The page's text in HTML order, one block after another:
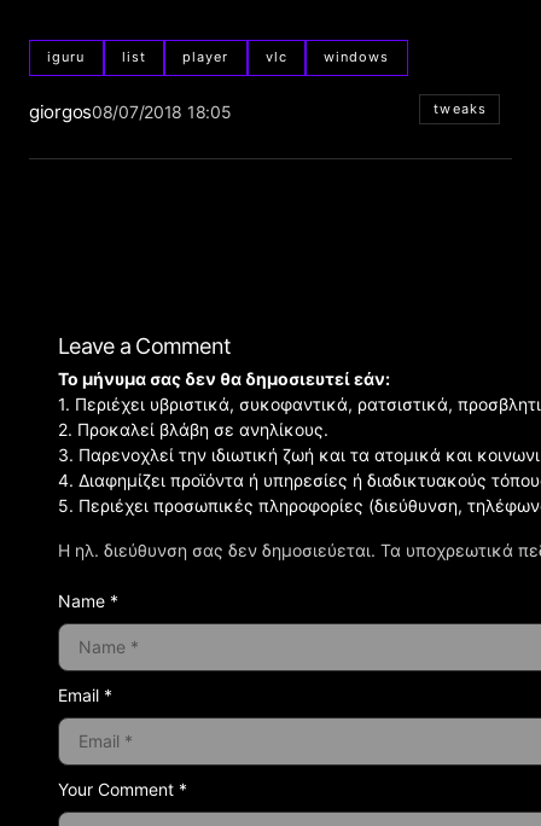
iguru list player vlc windows
giorgos08/07/2018 18:05 tweaks
Leave a Comment
Η ηλ. διεύθυνση σας δεν δημοσιεύεται. Τα υποχρεωτικά
Your Comment *
Το μήνυμα σας δεν θα δημοσιευτεί εάν:
1. Περιέχει υβριστικά, συκοφαντικά, ρατσιστικά,
2. Προκαλεί βλάβη σε ανηλίκους.
3. Παρενοχλεί την ιδιωτική ζωή και τα ατομικά και
4. Διαφημίζει προϊόντα ή υπηρεσίες ή διαδικτυακούς
5. Περιέχει προσωπικές πληροφορίες (διεύθυνση,
Name *
Email *